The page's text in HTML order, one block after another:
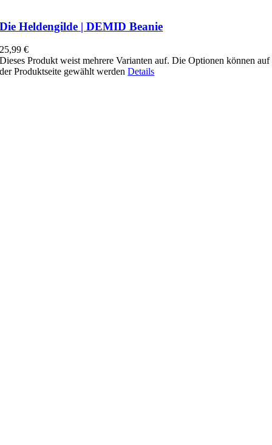
Die Heldengilde | DEMID Beanie
25,99€
Dieses Produkt weist mehrere Varianten auf. Die Optionen können auf
der Produktseite gewählt werdenDetails